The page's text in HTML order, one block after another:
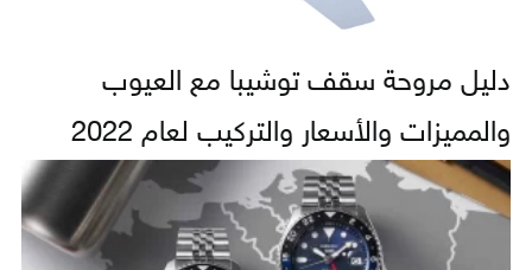
دليل مروحة سقف توشيبا مع العيوب
والمميزات والأسعار والتركيب لعام 2022